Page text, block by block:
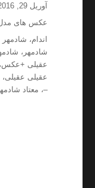
نویسنده
ارسال
شده
آوریل 29, 2016
دسته‌ها
عکس های
برچسب‌ها
اندام،
شادمهر ،
عقیلی +عکس،
عقیلی عقیلی،
–، معتاد